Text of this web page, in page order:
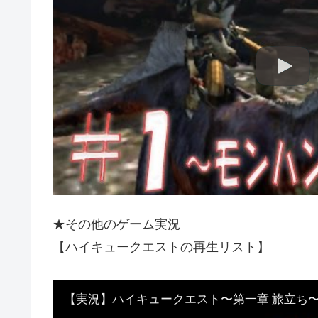
★その他のゲーム実況
【ハイキュークエストの再生リスト】
【実況】ハイキュークエスト〜第一章 旅立ち